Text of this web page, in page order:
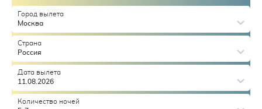
Город вылета
Москва
Страна
Россия
Дата вылета
11.08.2026
Количество ночей